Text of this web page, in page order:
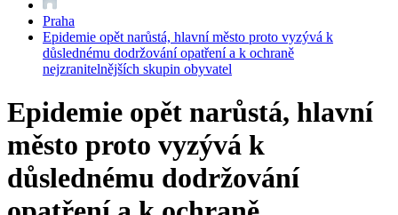
Praha
Epidemie opět narůstá, hlavní město proto vyzývá k
důslednému dodržování opatření a k ochraně
nejzranitelnějších skupin obyvatel
Epidemie opět narůstá, hlavní
město proto vyzývá k
důslednému dodržování